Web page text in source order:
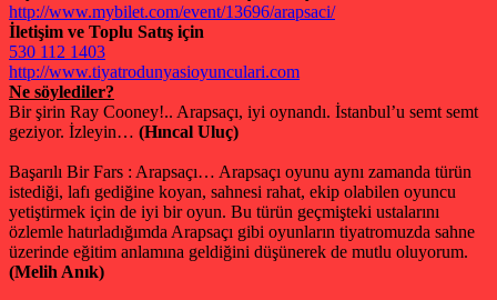
http://www.mybilet.com/event/13696/arapsaci/
İletişim ve Toplu Satış için
530 112 1403
http://www.tiyatrodunyasioyunculari.com
Ne söylediler?
Bir şirin Ray Cooney!.. Arapsaçı, iyi oynandı. İstanbul’u semt semt
geziyor. İzleyin… (Hıncal Uluç)
Başarılı Bir Fars : Arapsaçı… Arapsaçı oyunu aynı zamanda türün
istediği, lafı gediğine koyan, sahnesi rahat, ekip olabilen oyuncu
yetiştirmek için de iyi bir oyun. Bu türün geçmişteki ustalarını
özlemle hatırladığımda Arapsaçı gibi oyunların tiyatromuzda sahne
üzerinde eğitim anlamına geldiğini düşünerek de mutlu oluyorum.
(Melih Anık)